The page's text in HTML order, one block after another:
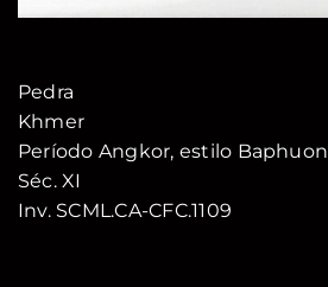
Pedra
Khmer
Período Angkor, estilo Baphuon
Séc. XI
Inv. SCML.CA-CFC.1109